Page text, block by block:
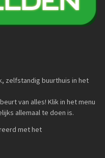
zelfstandig buurthuis in het
van alles! Klik in het menu
allemaal te doen is.
met het